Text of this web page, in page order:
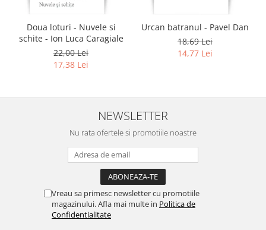
Doua loturi - Nuvele si
schite - Ion Luca Caragiale
22,00 Lei
17,38 Lei
Urcan batranul - Pavel Dan
18,69 Lei
14,77 Lei
NEWSLETTER
Nu rata ofertele si promotiile noastre
Vreau sa primesc newsletter cu promotiile
magazinului. Afla mai multe in Politica de
Confidentialitate